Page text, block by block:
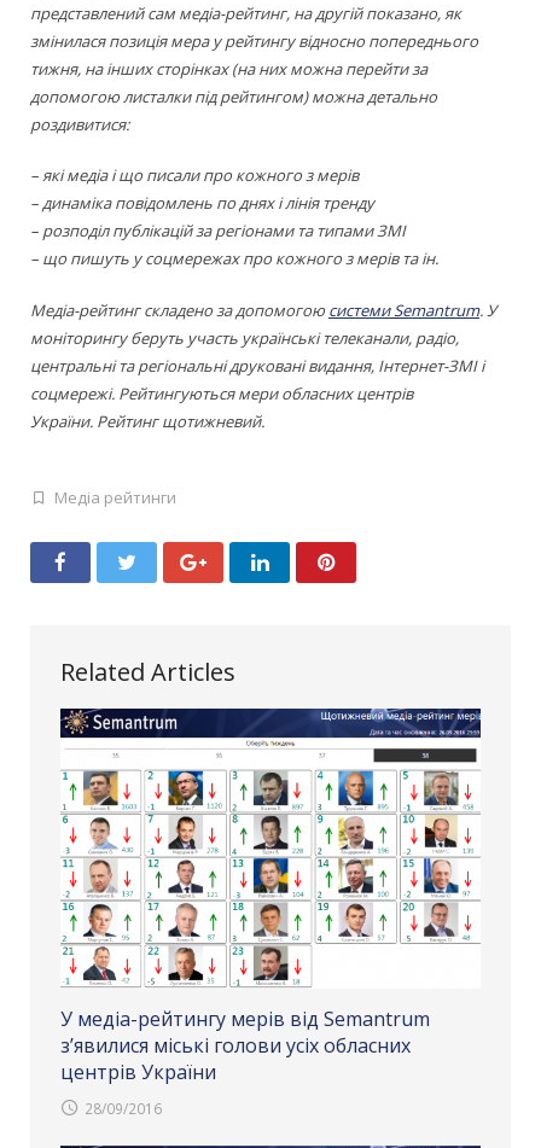
представлений сам медіа-рейтинг, на другій показано, як
змінилася позиція мера у рейтингу відносно попереднього
тижня, на інших сторінках (на них можна перейти за
допомогою листалки під рейтингом) можна детально
роздивитися:
– які медіа і що писали про кожного з мерів
– динаміка повідомлень по днях і лінія тренду
– розподіл публікацій за регіонами та типами ЗМІ
– що пишуть у соцмережах про кожного з мерів та ін.
Медіа-рейтинг складено за допомогою системи Semantrum. У
моніторингу беруть участь українські телеканали, радіо,
центральні та регіональні друковані видання, Інтернет-ЗМІ і
соцмережі. Рейтингуються мери обласних центрів
України. Рейтинг щотижневий.
Медіа рейтинги
Related Articles
У медіа-рейтингу мерів від Semantrum
з’явилися міські голови усіх обласних
центрів України
28/09/2016